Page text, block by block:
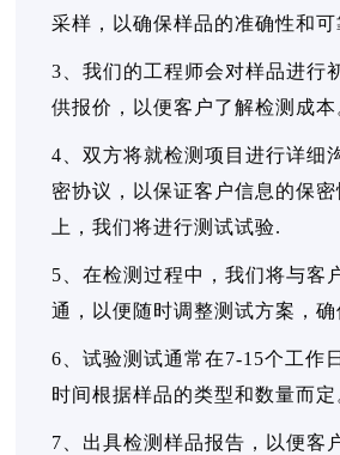
采样，以确保样品的准确性和可
3、我们的工程师会对样品进行
供报价，以便客户了解检测成本
4、双方将就检测项目进行详细
密协议，以保证客户信息的保
上，我们将进行测试试验.
5、在检测过程中，我们将与客
通，以便随时调整测试方案，确
6、试验测试通常在7-15个工作
时间根据样品的类型和数量而定
7、出具检测样品报告，以便客